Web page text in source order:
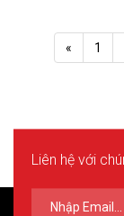
« 1
Liên hệ với